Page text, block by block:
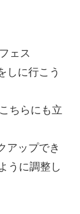
ェス
しに行こう
ちらにも立
アップでき
うに調整し